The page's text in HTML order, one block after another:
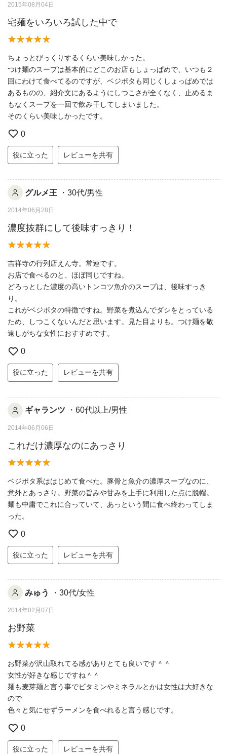
2015年08月04日
宅麺をいろいろ試した中で
ちょっとびっくりするくらい美味しかった。
つけ麺のスープは基本的にどこのお店もしょっぱめで、いつも２
回にわけて食べてるのですが、ベジポタも同じくしょっぱめでは
あるものの、紹介文にあるようにしつこさが全くなく、止めるま
もなくスープを一回で飲み干してしまいました。
そのくらい美味しかったです。
0
役に立った レビューを共有
グルメ王 ・30代/男性
2014年06月28日
濃度抜群にして後味すっきり！
吉祥寺の行列店えん寺。常連です。
お店で食べるのと、ほぼ同じですね。
どろっとした濃度の高いトンコツ魚介のスープは、後味すっき
り。
これがベジポタの特徴ですね。野菜を煮込んでダシをとっている
ため、しつこくないんだと思います。見た目よりも。つけ麺を敬
遠しがちな女性におすすめです。
0
役に立った レビューを共有
ギャランツ ・60代以上/男性
2014年06月06日
これだけ濃厚なのにあっさり
ベジポタ系ははじめて食べた。豚骨と魚介の濃厚スープなのに、
意外とあっさり。野菜の旨みや甘みを上手に利用した点に脱帽。
麺も中庸でこれに合っていて、あっという間に食べ終わってしま
った。
0
役に立った レビューを共有
みゅう ・30代/女性
2014年02月07日
お野菜
お野菜が沢山取れてる感がありとても良いです＾＾
女性が好きな感じですね＾＾
麺も麦芽麺と言う事でビタミンやミネラルとかは女性は大好きな
ので
色々と気にせずラーメンを食べれると言う感じです。
0
役に立った レビューを共有